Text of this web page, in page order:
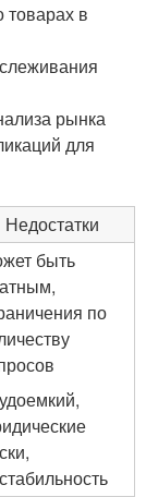
в
рынка
для
Недостатки
быть
по